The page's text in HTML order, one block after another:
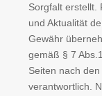
Sorgfalt erstellt.
und Aktualität
Gewähr
gemäß § 7
Seiten nach
verantwortlich.